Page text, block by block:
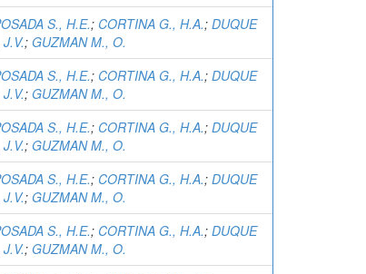
S., H.E.; CORTINA G., H.A.; DUQUE
; GUZMAN M., O.
S., H.E.; CORTINA G., H.A.; DUQUE
; GUZMAN M., O.
S., H.E.; CORTINA G., H.A.; DUQUE
; GUZMAN M., O.
S., H.E.; CORTINA G., H.A.; DUQUE
; GUZMAN M., O.
S., H.E.; CORTINA G., H.A.; DUQUE
; GUZMAN M., O.